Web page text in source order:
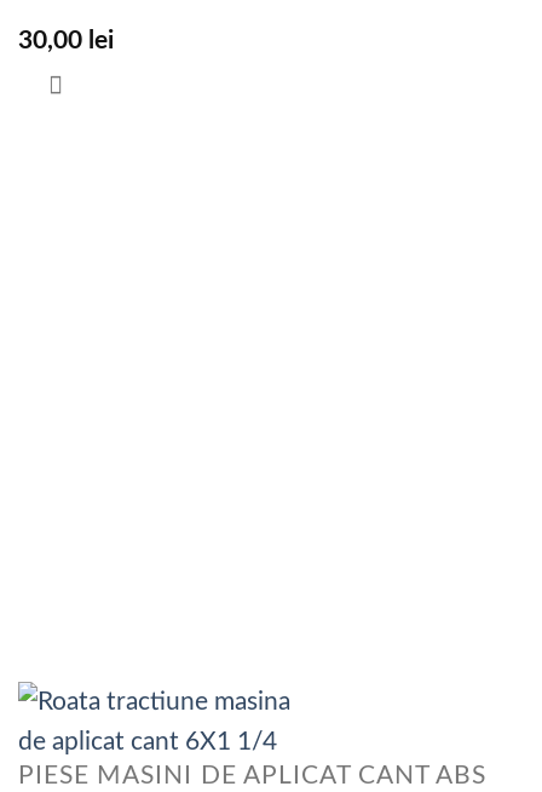
30,00 lei
PIESE MASINI DE APLICAT CANT ABS